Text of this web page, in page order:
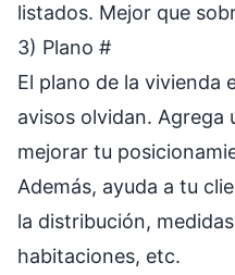
listados. Mejor que
3) Plano #
El plano de la vivienda
avisos olvidan. Agrega
mejorar tu
Además, ayuda a tu
la distribución,
habitaciones, etc.